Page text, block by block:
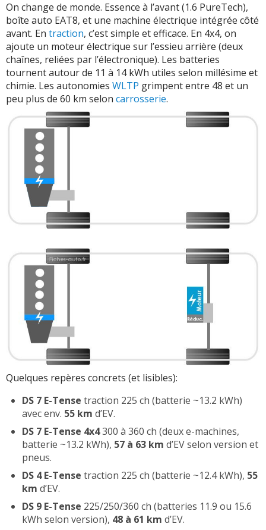
On change de monde. Essence à l’avant (1.6 PureTech),
boîte auto EAT8, et une machine électrique intégrée côté
avant. En traction, c’est simple et efficace. En 4x4, on
ajoute un moteur électrique sur l’essieu arrière (deux
chaînes, reliées par l’électronique). Les batteries
tournent autour de 11 à 14 kWh utiles selon millésime et
chimie. Les autonomies WLTP grimpent entre 48 et un
peu plus de 60 km selon carrosserie.
Quelques repères concrets (et lisibles):
DS 7 E-Tense traction 225 ch (batterie ~13.2 kWh)
avec env. 55 km d’EV.
DS 7 E-Tense 4x4300 à 360 ch (deux e-machines,
batterie ~13.2 kWh), 57 à 63 km d’EV selon version et
pneus.
DS 4 E-Tense traction 225 ch (batterie ~12.4 kWh), 55
km d’EV.
DS 9 E-Tense 225/250/360 ch (batteries 11.9 ou 15.6
kWh selon version), 48 à 61 km d’EV.